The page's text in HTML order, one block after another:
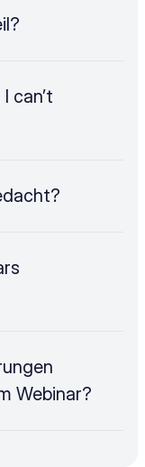
can’t
Webinar?